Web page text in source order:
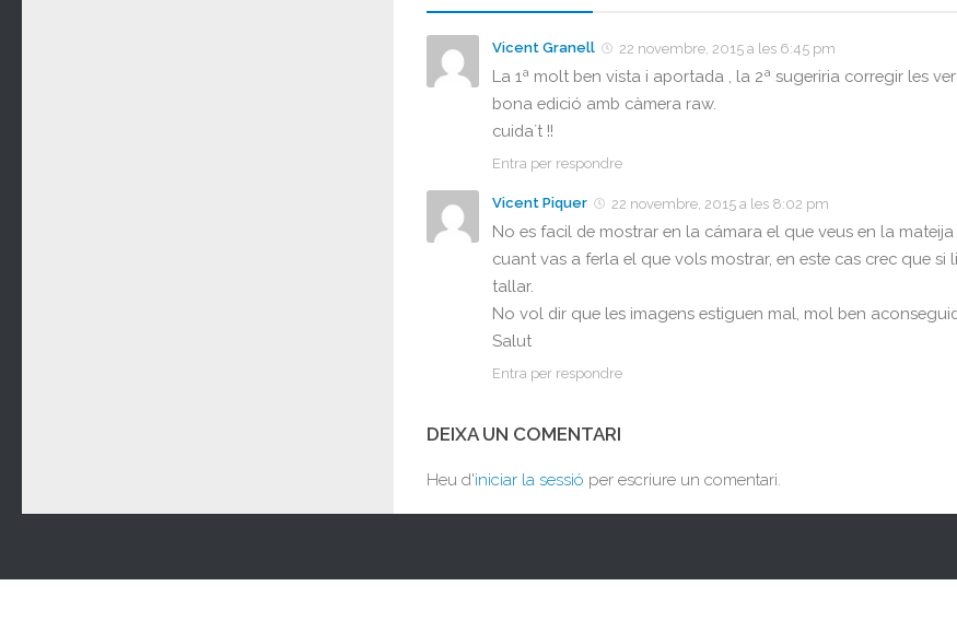
Vicent Granell 22 novembre, 2015 a les 6:45 pm
La 1ª molt ben vista i aportada , la 2ª sugeriria corregir les
bona edició amb càmera raw.
cuida´t !!
Entra per respondre
Vicent Piquer 22 novembre, 2015 a les 8:02 pm
No es facil de mostrar en la cámara el que veus en la
cuant vas a ferla el que vols mostrar, en este cas crec que
tallar.
No vol dir que les imagens estiguen mal, mol ben
Salut
Entra per respondre
DEIXA UN COMENTARI
Heu d'iniciar la sessió per escriure un comentari.